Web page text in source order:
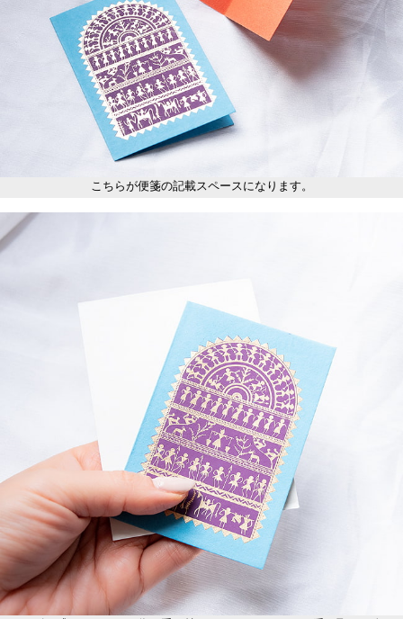
こちらが便箋の記載スペースになります。